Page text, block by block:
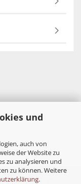
und
auch von
der Website zu
zu analysieren und
zu können. Weitere
.